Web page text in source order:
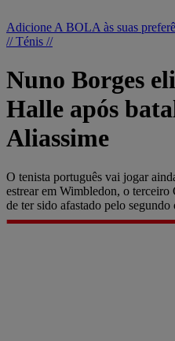
Adicione A BOLA às suas
// Ténis //
Nuno Borges
Halle após
Aliassime
O tenista português vai jogar
estrear em Wimbledon, o
de ter sido afastado pelo segundo